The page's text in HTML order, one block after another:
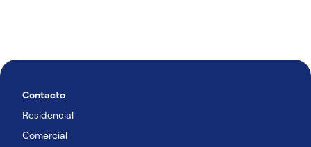
Contacto
Residencial
Comercial